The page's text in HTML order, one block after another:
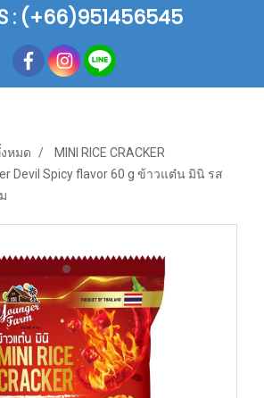
: (+66)951456545
หมด
MINI RICE CRACKER
Devil Spicy flavor 60 g ข้าวแต๋น มินิ รส